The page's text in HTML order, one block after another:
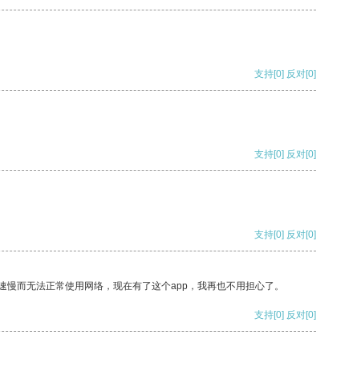
支持[0] 反对[0]
支持[0] 反对[0]
支持[0] 反对[0]
而无法正常使用网络，现在有了这个app，我再也不用担心了。
支持[0] 反对[0]